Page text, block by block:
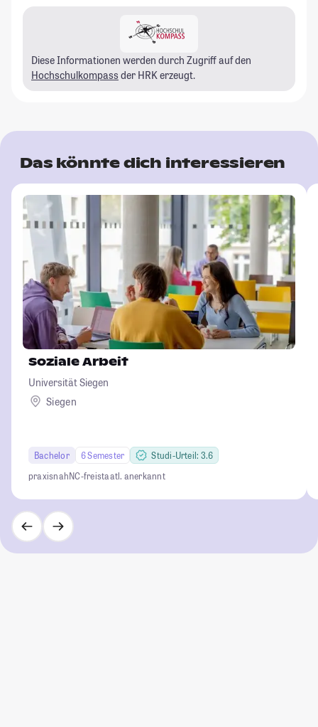
Diese Informationen werden durch Zugriff auf den
Hochschulkompass der HRK erzeugt.
Das könnte dich interessieren
Soziale Arbeit
Universität Siegen
Siegen
Bachelor 6 Semester
Studi-Urteil: 3.6
praxisnahNC-freistaatl. anerkannt